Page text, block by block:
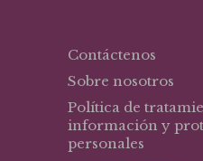
Contáctenos
Sobre nosotros
Política de
información y
personales